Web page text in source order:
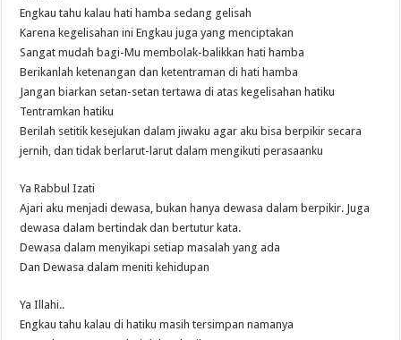
Engkau tahu kalau hati hamba sedang gelisah
Karena kegelisahan ini Engkau juga yang menciptakan
Sangat mudah bagi-Mu membolak-balikkan hati hamba
Berikanlah ketenangan dan ketentraman di hati hamba
Jangan biarkan setan-setan tertawa di atas kegelisahan hatiku
Tentramkan hatiku
Berilah setitik kesejukan dalam jiwaku agar aku bisa berpikir secara
jernih, dan tidak berlarut-larut dalam mengikuti perasaanku
Ya Rabbul Izati
Ajari aku menjadi dewasa, bukan hanya dewasa dalam berpikir. Juga
dewasa dalam bertindak dan bertutur kata.
Dewasa dalam menyikapi setiap masalah yang ada
Dan Dewasa dalam meniti kehidupan
Ya Illahi..
Engkau tahu kalau di hatiku masih tersimpan namanya